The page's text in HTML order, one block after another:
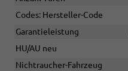
Codes: Hersteller-Code
Garantieleistung
HU/AU neu
Nichtraucher-Fahrzeug